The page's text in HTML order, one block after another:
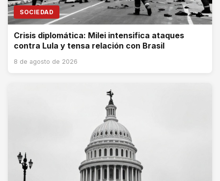
SOCIEDAD
Crisis diplomática: Milei intensifica ataques
contra Lula y tensa relación con Brasil
8 de agosto de 2026